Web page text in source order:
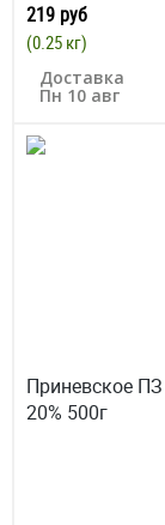
219 руб
(0.25 кг)
Доставка
Пн 10 авг
Приневское
20% 500г